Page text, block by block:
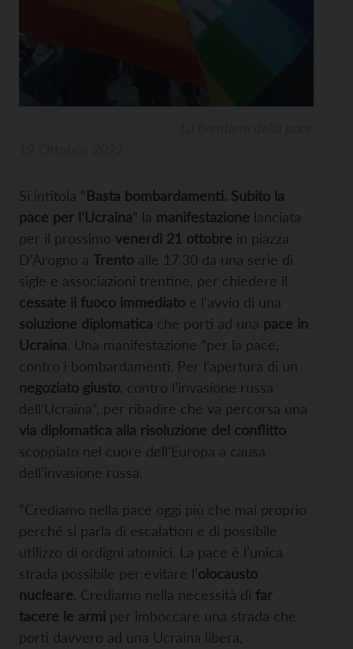
Si intitola “Basta bombardamenti. Subito la
pace per l’Ucraina” la manifestazione lanciata
per il prossimo venerdì 21 ottobre in piazza
D’Arogno a Trento alle 17.30 da una serie di
sigle e associazioni trentine, per chiedere il
cessate il fuoco immediato e l’avvio di una
soluzione diplomatica che porti ad una pace in
Ucraina. Una manifestazione “per la pace,
contro i bombardamenti. Per l’apertura di un
negoziato giusto , contro l’invasione russa
dell’Ucraina”, per ribadire che va percorsa una
via diplomatica alla risoluzione del conflitto
scoppiato nel cuore dell’Europa a causa
dell’invasione russa.
“Crediamo nella pace oggi più che mai proprio
perché si parla di escalation e di possibile
utilizzo di ordigni atomici. La pace è l’unica
strada possibile per evitare l’olocausto
nucleare. Crediamo nella necessità di far
tacere le armi per imboccare una strada che
porti davvero ad una Ucraina libera,